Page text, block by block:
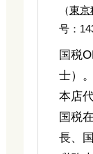
（東京
号：
国税
士）
本店代
国税
長、